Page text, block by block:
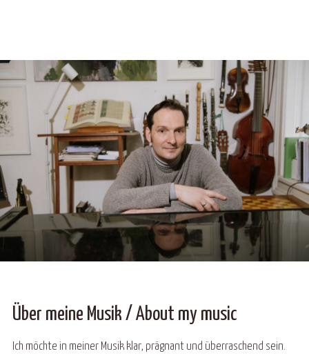
Über meine Musik / About my music
Ich möchte in meiner Musik klar, prägnant und überraschend sein.